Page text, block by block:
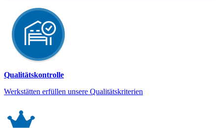
Qualitätskontrolle
Werkstätten erfüllen unsere Qualitätskriterien